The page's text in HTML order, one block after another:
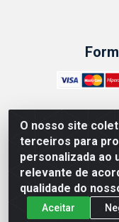
O nosso site
terceiros para
personalizada ao
relevante de
qualidade do
Aceitar
ABRASEG
10.894.768/
Penha Circular -